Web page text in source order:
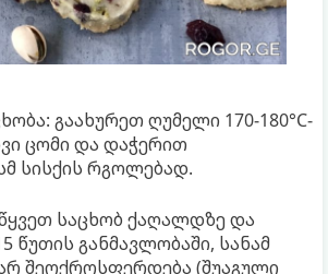
გაახურეთ ღუმელი 170-180°C-
ცომი და დაჭერით
სისქის რგოლებად.
საცხობ ქაღალდზე და
წუთის განმავლობაში, სანამ
შეოქროსფერდება (შუაგული